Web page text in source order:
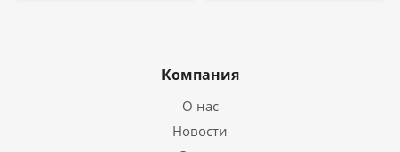
Компания
О нас
Новости